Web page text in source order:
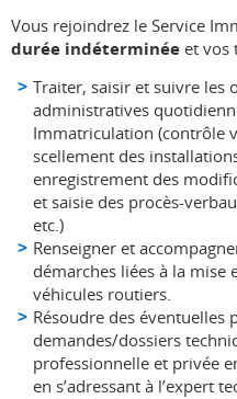
Vous rejoindrez le Service
durée indéterminée et vos
Traiter, saisir et suivre les
administratives
Immatriculation (contrôle
scellement des
enregistrement des
et saisie des procès-
etc.)
Renseigner et
démarches liées à la mise
véhicules routiers.
Résoudre des éventuelles
demandes/dossiers
professionnelle et privée
en s’adressant à l’expert